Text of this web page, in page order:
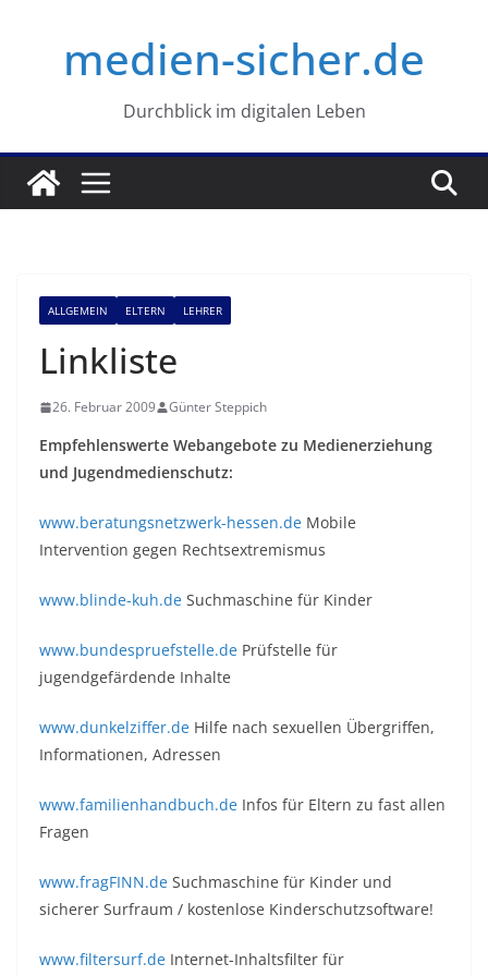
springenmedien-sicher.de
Durchblick im digitalen Leben
ALLGEMEIN ELTERN LEHRER
Linkliste
26. Februar 2009 Günter Steppich
Empfehlenswerte Webangebote zu Medienerziehung
und Jugendmedienschutz:
www.beratungsnetzwerk-hessen.de Mobile
Intervention gegen Rechtsextremismus
www.blinde-kuh.de Suchmaschine für Kinder
www.bundespruefstelle.de Prüfstelle für
jugendgefärdende Inhalte
www.dunkelziffer.de Hilfe nach sexuellen Übergriffen,
Informationen, Adressen
www.familienhandbuch.de Infos für Eltern zu fast allen
Fragen
www.fragFINN.de Suchmaschine für Kinder und
sicherer Surfraum / kostenlose Kinderschutzsoftware!
www.filtersurf.de Internet-Inhaltsfilter für